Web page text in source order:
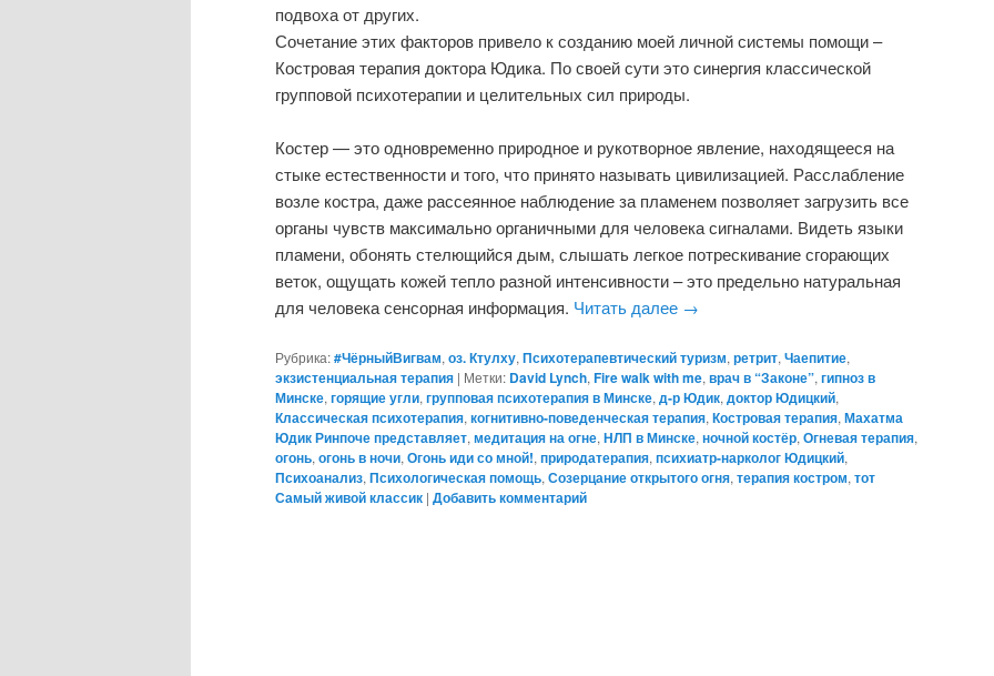
подвоха от других.
Сочетание этих факторов привело к созданию моей личной системы помощи –
Костровая терапия доктора Юдика. По своей сути это синергия классической
групповой психотерапии и целительных сил природы.
Костер — это одновременно природное и рукотворное явление, находящееся на
стыке естественности и того, что принято называть цивилизацией. Расслабление
возле костра, даже рассеянное наблюдение за пламенем позволяет загрузить все
органы чувств максимально органичными для человека сигналами. Видеть языки
пламени, обонять стелющийся дым, слышать легкое потрескивание сгорающих
веток, ощущать кожей тепло разной интенсивности – это предельно натуральная
для человека сенсорная информация. Читать далее →
Рубрика:#ЧёрныйВигвам, оз. Ктулху, Психотерапевтический туризм, ретрит, Чаепитие,
экзистенциальная терапия | Метки: David Lynch, Fire walk with me, врач в “Законе”, гипноз в
Минске, горящие угли, групповая психотерапия в Минске, д-р Юдик, доктор Юдицкий,
Классическая психотерапия, когнитивно-поведенческая терапия, Костровая терапия, Махатма
Юдик Ринпоче представляет, медитация на огне, НЛП в Минске, ночной костёр, Огневая терапия,
огонь, огонь в ночи, Огонь иди со мной!, природатерапия, психиатр-нарколог Юдицкий,
Психоанализ, Психологическая помощь, Созерцание открытого огня, терапия костром, тот
Самый живой классик | Добавить комментарий